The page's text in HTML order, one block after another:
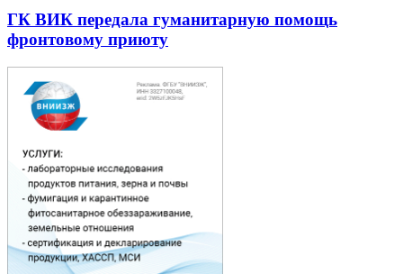
ГК ВИК передала гуманитарную помощь
фронтовому приюту